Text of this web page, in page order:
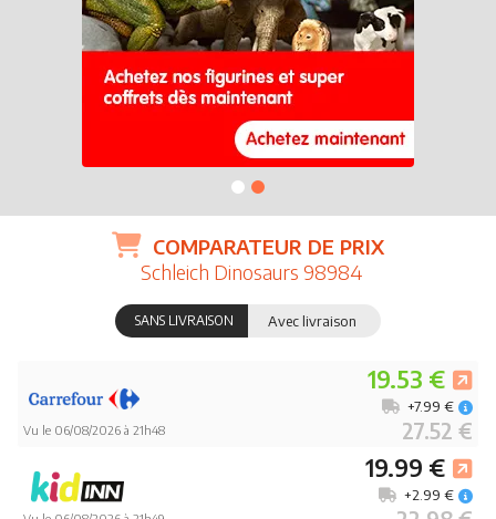
COMPARATEUR DE PRIX
Schleich Dinosaurs 98984
SANS LIVRAISON Avec livraison
Vu le 06/08/2026 à 21h48
19.53 €
27.52 €
+7.99 €
19.99 €
+2.99 €